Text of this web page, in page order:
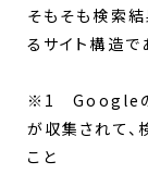
そもそも検索結
るサイト構造で
※1 Googleの
が収集されて、
こと